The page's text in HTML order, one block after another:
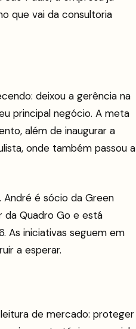
que vai da consultoria
deixou a gerência na
principal negócio. A meta
além de inaugurar a
onde também passou a
André é sócio da Green
da Quadro Go e está
As iniciativas seguem em
a esperar.
de mercado: proteger